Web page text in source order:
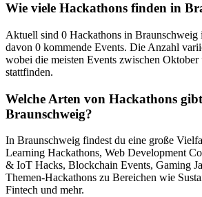
Wie viele Hackathons finden in
Aktuell sind 0 Hackathons in Braunschweig
davon 0 kommende Events. Die Anzahl
wobei die meisten Events zwischen
stattfinden.
Welche Arten von Hackathons
Braunschweig?
In Braunschweig findest du eine große
Learning Hackathons, Web Development
& IoT Hacks, Blockchain Events, Gaming
Themen-Hackathons zu Bereichen wie
Fintech und mehr.